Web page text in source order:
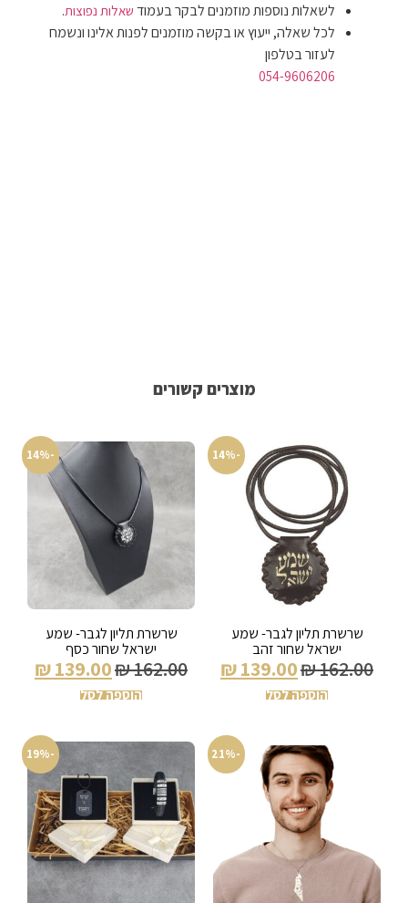
לשאלות נוספות מוזמנים לבקר בעמוד שאלות נפוצות.
לכל שאלה, ייעוץ או בקשה מוזמנים לפנות אלינו ונשמח
לעזור בטלפון
054-9606206
מוצרים קשורים
-14%
שרשרת תליון לגבר- שמע
ישראל שחור זהב
₪162.00
₪139.00
הוספה לסל
-14%
שרשרת תליון לגבר- שמע
ישראל שחור כסף
₪162.00
₪139.00
הוספה לסל
-21%
-19%